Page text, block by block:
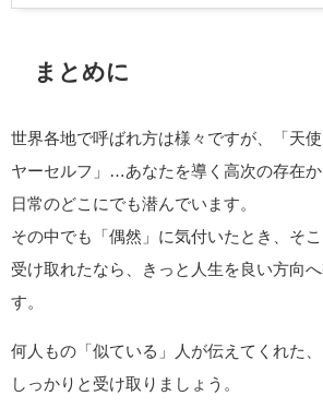
まとめに
世界各地で呼ばれ方は様々ですが、「天
ヤーセルフ」…あなたを導く高次の存在か
日常のどこにでも潜んでいます。
その中でも「偶然」に気付いたとき、そ
受け取れたなら、きっと人生を良い方向
す。
何人もの「似ている」人が伝えてくれた、
しっかりと受け取りましょう。